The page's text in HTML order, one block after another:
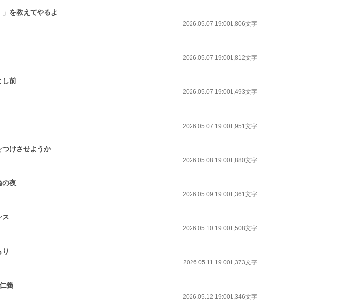
を教えてやるよ
2026.05.07 19:001,806文字
2026.05.07 19:001,812文字
し前
2026.05.07 19:001,493文字
2026.05.07 19:001,951文字
つけさせようか
2026.05.08 19:001,880文字
の夜
2026.05.09 19:001,361文字
ス
2026.05.10 19:001,508文字
2026.05.11 19:001,373文字
義
2026.05.12 19:001,346文字